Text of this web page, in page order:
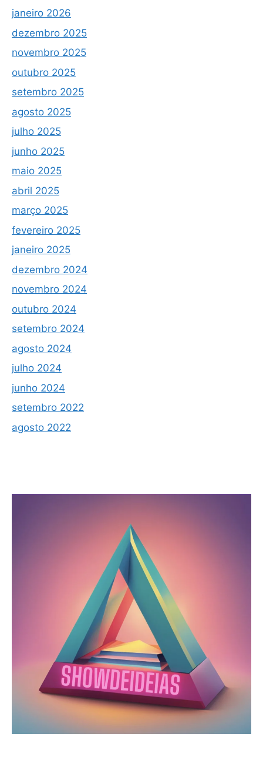
janeiro 2026
dezembro 2025
novembro 2025
outubro 2025
setembro 2025
agosto 2025
julho 2025
junho 2025
maio 2025
abril 2025
março 2025
fevereiro 2025
janeiro 2025
dezembro 2024
novembro 2024
outubro 2024
setembro 2024
agosto 2024
julho 2024
junho 2024
setembro 2022
agosto 2022